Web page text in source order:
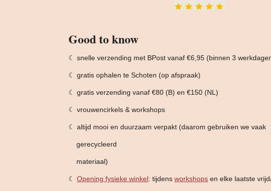
Good to know
☾ snelle verzending met BPost vanaf €6,95 (binnen 3
☾ gratis ophalen te Schoten (op afspraak)
☾ gratis verzending vanaf €80 (B) en €150 (NL)
☾ vrouwencirkels & workshops
☾ altijd mooi en duurzaam verpakt (daarom gebruiken we vaak
gerecycleerd
materiaal)
☾ Opening fysieke winkel: tijdens workshops en elke laatste